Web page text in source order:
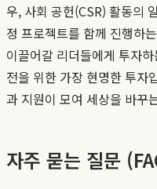
우, 사회 공헌(CSR) 활동의
정 프로젝트를 함께 진행하
이끌어갈 리더들에게 투자
전을 위한 가장 현명한 투자
과 지원이 모여 세상을 바꾸
자주 묻는 질문